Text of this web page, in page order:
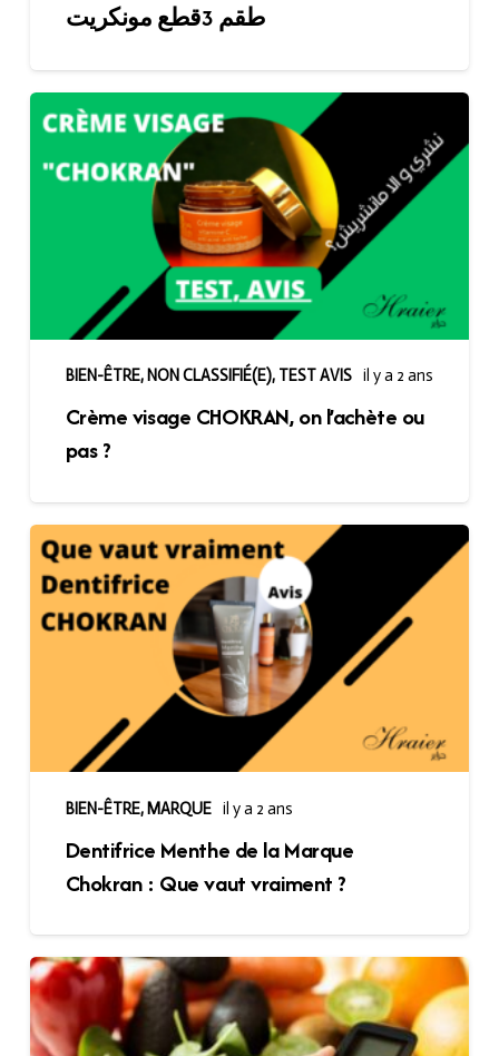
طقم 3قطع مونكريت
BIEN-ÊTRE, NON CLASSIFIÉ(E), TEST AVIS il y a 2 ans
Crème visage CHOKRAN, on l’achète ou
pas ?
BIEN-ÊTRE, MARQUE il y a 2 ans
Dentifrice Menthe de la Marque
Chokran : Que vaut vraiment ?